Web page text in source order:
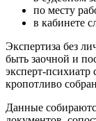
по месту
в кабинете
Экспертиза без
быть заочной и
эксперт-психиатр
кропотливо
Данные